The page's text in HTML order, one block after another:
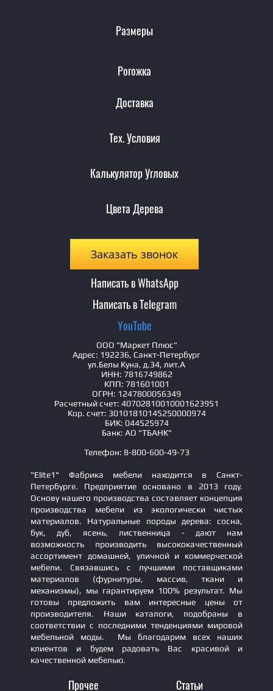
Размеры
Рогожка
Доставка
Тех. Условия
Калькулятор Угловых
Цвета Дерева
Заказать звонок
Написать в WhatsApp
Написать в Telegram
YouTube
ООО "Маркет Плюс"
Адрес: 192236, Санкт-Петербург
ул.Белы Куна, д.34, лит.А
ИНН: 7816749862
КПП: 781601001
ОГРН: 1247800056349
Расчетный счет: 40702810010001623951
Кор. счет: 30101810145250000974
БИК: 044525974
Банк: АО "ТБАНК"
Телефон: 8-800-600-49-73
"Elite1" Фабрика мебели находится в Санкт-
Петербурге. Предприятие основано в 2013 году.
Основу нашего производства составляет концепция
производства мебели из экологически чистых
материалов. Натуральные породы дерева: сосна,
бук, дуб, ясень, лиственница - дают нам
возможность производить высококачественный
ассортимент домашней, уличной и коммерческой
мебели. Связавшись с лучшими поставщиками
материалов (фурнитуры, массив, ткани и
механизмы), мы гарантируем 100% результат. Мы
готовы предложить вам интересные цены от
производителя. Наши каталоги, подобраны в
соответствии с последними тенденциями мировой
мебельной моды. Мы благодарим всех наших
клиентов и будем радовать Вас красивой и
качественной мебелью.
Прочее Статьи